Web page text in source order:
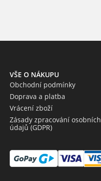
VŠE O NÁKUPU
Obchodní podmínky
Doprava a platba
Vrácení zboží
Zásady zpracování osobních
údajů (GDPR)